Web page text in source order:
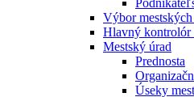
Výbor mestských
Hlavný kontrolór
Mestský úrad
Prednosta
Úseky